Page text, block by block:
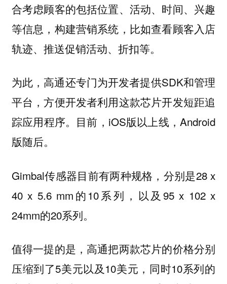
合考虑顾客的包括位置、活动、时间、兴趣
等信息，构建营销系统，比如查看顾客入店
轨迹、推送促销活动、折扣等。
为此，高通还专门为开发者提供SDK和管理
平台，方便开发者利用这款芯片开发短距追
踪应用程序。目前，iOS版以上线，Android
版随后。
Gimbal传感器目前有两种规格，分别是28 x
40 x 5.6 mm的10系列，以及95 x 102 x
24mm的20系列。
值得一提的是，高通把两款芯片的价格分别
压缩到了5美元以及10美元，同时10系列的